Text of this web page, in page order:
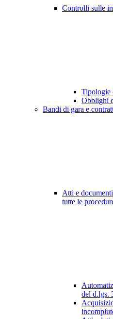
Controlli sulle
Tipologie
Obblighi
Bandi di gara e
Atti e
tutte le
del d.lgs.